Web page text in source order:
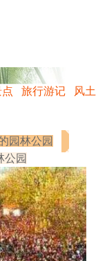
旅行游记
风土
园林公园
公园